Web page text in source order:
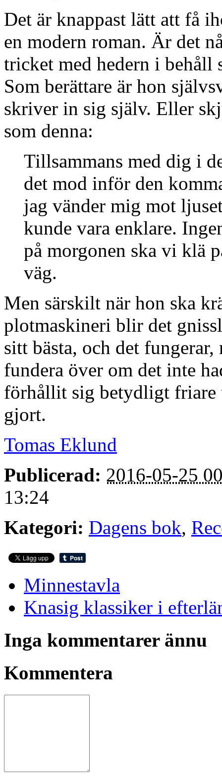
Det är knappast lätt att få
en modern roman. Är det
tricket med hedern i behåll
Som berättare är hon
skriver in sig själv. Eller
som denna:
Tillsammans med dig i
det mod inför den
jag vänder mig mot
kunde vara enklare.
på morgonen ska vi klä
väg.
Men särskilt när hon ska
plotmaskineri blir det
sitt bästa, och det
fundera över om det inte
förhållit sig betydligt
gjort.
Tomas Eklund
Publicerad: 2016-05-25
13:24
Kategori: Dagens bok,
Minnestavla
Knasig klassiker i
Inga kommentarer ännu
Kommentera